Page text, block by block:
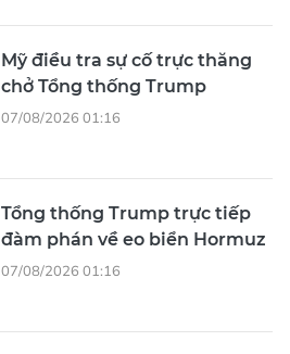
Mỹ điều tra sự cố trực thăng
chở Tổng thống Trump
07/08/2026 01:16
Tổng thống Trump trực tiếp
đàm phán về eo biển Hormuz
07/08/2026 01:16